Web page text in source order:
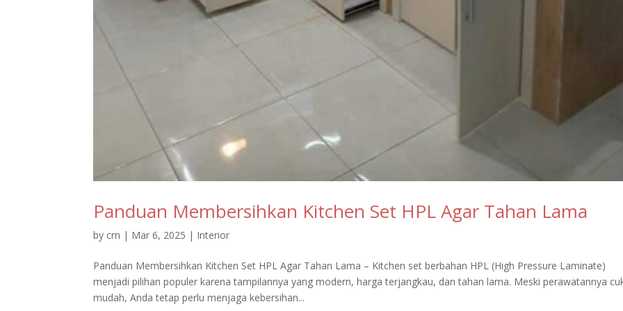
Panduan Membersihkan Kitchen Set HPL Agar Tahan Lama
by crn | Mar 6, 2025 | Interior
Panduan Membersihkan Kitchen Set HPL Agar Tahan Lama – Kitchen set berbahan HPL (High Pressure Laminate)
menjadi pilihan populer karena tampilannya yang modern, harga terjangkau, dan tahan lama. Meski perawatannya
mudah, Anda tetap perlu menjaga kebersihan...